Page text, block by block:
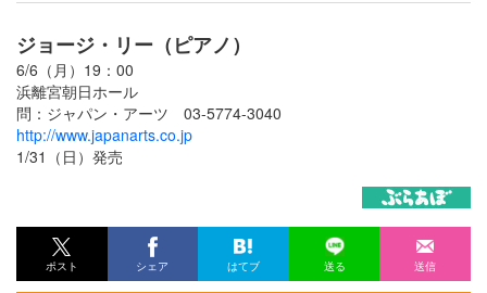
ジョージ・リー（ピアノ）
6/6（月）19：00
浜離宮朝日ホール
問：ジャパン・アーツ 03-5774-3040
http://www.japanarts.co.jp
1/31（日）発売
ポスト シェア はてブ 送る 送信